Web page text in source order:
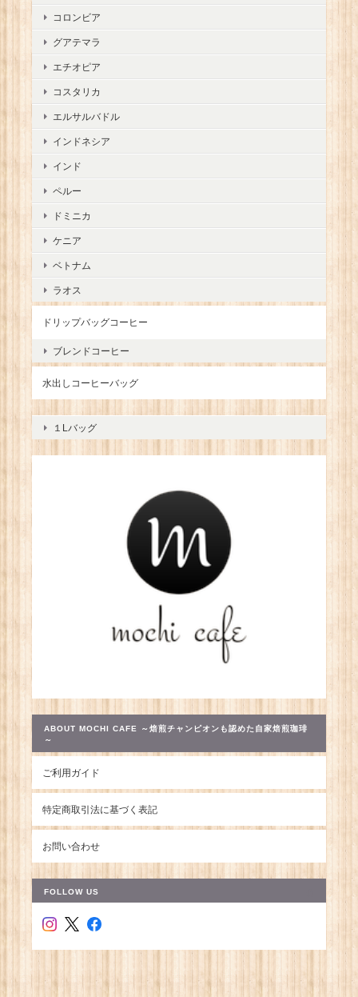
コロンビア
グアテマラ
エチオピア
コスタリカ
エルサルバドル
インドネシア
インド
ペルー
ドミニカ
ケニア
ベトナム
ラオス
ドリップバッグコーヒー
ブレンドコーヒー
水出しコーヒーバッグ
１Lバッグ
ABOUT MOCHI CAFE ～焙煎チャンピオンも認めた自家焙煎珈琲
～
ご利用ガイド
特定商取引法に基づく表記
お問い合わせ
FOLLOW US